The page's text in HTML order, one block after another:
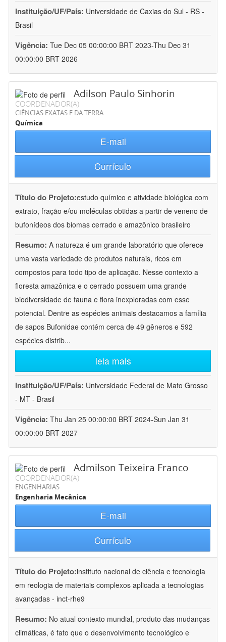
Instituição/UF/País: Universidade de Caxias do Sul - RS -
Brasil
Vigência: Tue Dec 05 00:00:00 BRT 2023-Thu Dec 31
00:00:00 BRT 2026
Adilson Paulo Sinhorin
COORDENADOR(A)
CIÊNCIAS EXATAS E DA TERRA
Química
E-mail
Currículo
Título do Projeto:estudo químico e atividade biológica com
extrato, fração e/ou moléculas obtidas a partir de veneno de
bufonídeos dos biomas cerrado e amazônico brasileiro
Resumo: A natureza é um grande laboratório que oferece
uma vasta variedade de produtos naturais, ricos em
compostos para todo tipo de aplicação. Nesse contexto a
floresta amazônica e o cerrado possuem uma grande
biodiversidade de fauna e flora inexploradas com esse
potencial. Dentre as espécies animais destacamos a família
de sapos Bufonidae contém cerca de 49 gêneros e 592
espécies distrib...
leia mais
Instituição/UF/País: Universidade Federal de Mato Grosso
- MT - Brasil
Vigência: Thu Jan 25 00:00:00 BRT 2024-Sun Jan 31
00:00:00 BRT 2027
Admilson Teixeira Franco
COORDENADOR(A)
ENGENHARIAS
Engenharia Mecânica
E-mail
Currículo
Título do Projeto:instituto nacional de ciência e tecnologia
em reologia de materiais complexos aplicada a tecnologias
avançadas - inct-rhe9
Resumo: No atual contexto mundial, produto das mudanças
climáticas, é fato que o desenvolvimento tecnológico e